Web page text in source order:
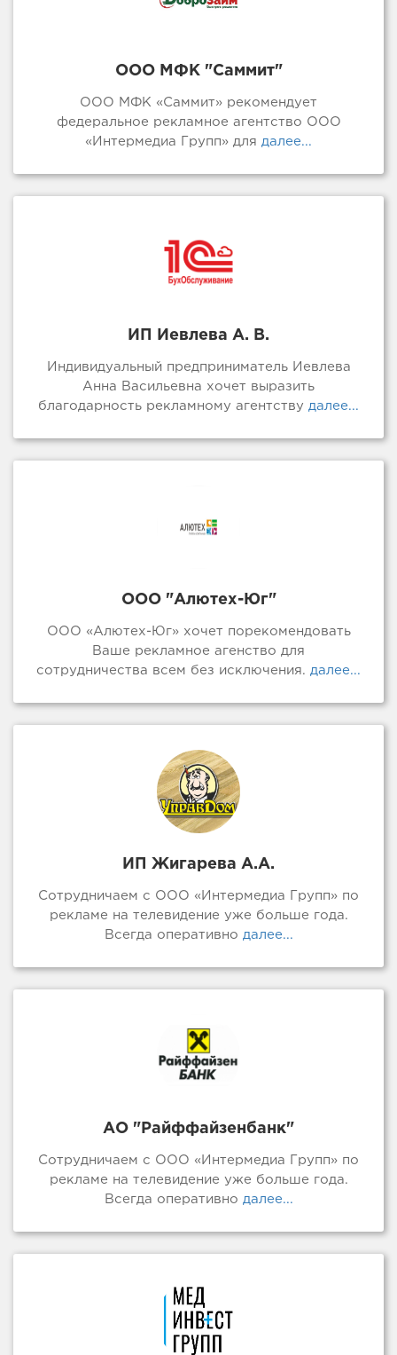
ООО МФК "Саммит"
ООО МФК «Саммит» рекомендует
федеральное рекламное агентство ООО
«Интермедиа Групп» для далее...
ИП Иевлева А. В.
Индивидуальный предприниматель Иевлева
Анна Васильевна хочет выразить
благодарность рекламному агентству далее...
ООО "Алютех-Юг"
ООО «Алютех-Юг» хочет порекомендовать
Ваше рекламное агенство для
сотрудничества всем без исключения. далее...
ИП Жигарева А.А.
Сотрудничаем с ООО «Интермедиа Групп» по
рекламе на телевидение уже больше года.
Всегда оперативно далее...
АО "Райффайзенбанк"
Сотрудничаем с ООО «Интермедиа Групп» по
рекламе на телевидение уже больше года.
Всегда оперативно далее...